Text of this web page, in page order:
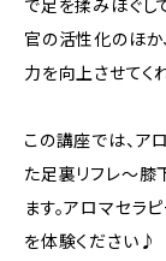
で足を揉みほぐし
官の活性化のほ
力を向上させてく
この講座では、ア
た足裏リフレ～膝
ます。アロマセラ
を体験ください♪